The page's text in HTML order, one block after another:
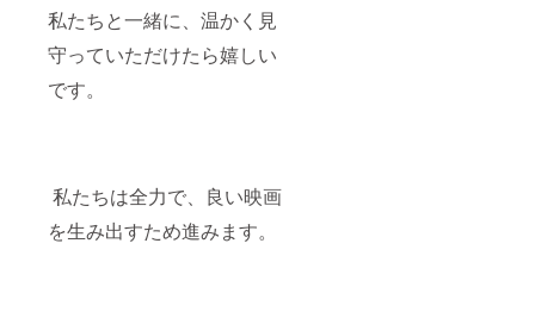
私たちと一緒に、温かく見
守っていただけたら嬉しい
です。
私たちは全力で、良い映画
を生み出すため進みます。